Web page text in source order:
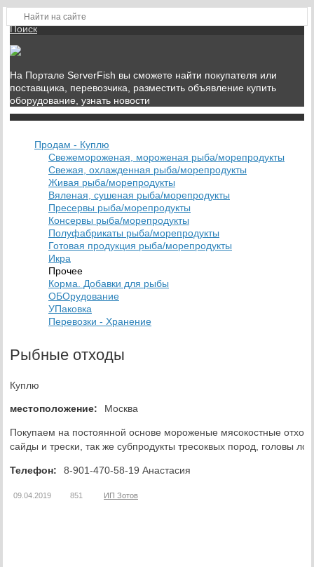
Поиск
На Портале ServerFish вы сможете найти покупателя или
поставщика, перевозчика, разместить объявление купить
оборудование, узнать новости
Продам - Куплю
Свежемороженая, мороженая рыба/морепродукты
Свежая, охлажденная рыба/морепродукты
Живая рыба/морепродукты
Вяленая, сушеная рыба/морепродукты
Пресервы рыба/морепродукты
Консервы рыба/морепродукты
Полуфабрикаты рыба/морепродукты
Готовая продукция рыба/морепродукты
Икра
Прочее
Корма. Добавки для рыбы
ОБОрудование
УПаковка
Перевозки - Хранение
Рыбные отходы
Куплю
местоположение: Москва
Покупаем на постоянной основе мороженые мясокостные
сайды и трески, так же субпродукты тресоквых пород, головы
Телефон: 8-901-470-58-19 Анастасия
09.04.2019 851 ИП Зотов